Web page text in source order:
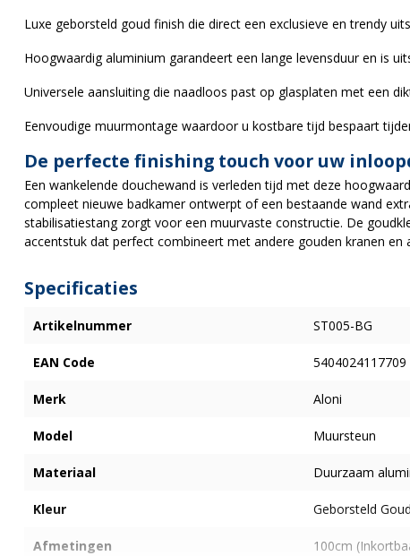
Luxe geborsteld goud finish die direct een exclusieve en trendy
Hoogwaardig aluminium garandeert een lange levensduur en is
Universele aansluiting die naadloos past op glasplaten met een
Eenvoudige muurmontage waardoor u kostbare tijd bespaart
De perfecte finishing touch voor uw
Een wankelende douchewand is verleden tijd met deze
compleet nieuwe badkamer ontwerpt of een bestaande wand
stabilisatiestang zorgt voor een muurvaste constructie. De
accentstuk dat perfect combineert met andere gouden kranen en
Specificaties
Artikelnummer ST005-BG
EAN Code 5404024117709
Merk Aloni
Model Muursteun
Materiaal Duurzaam
Kleur Geborsteld Goud
Afmetingen 100cm